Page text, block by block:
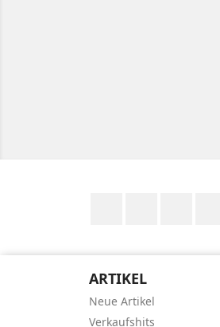
ARTIKEL
Neue Artikel
Verkaufshits